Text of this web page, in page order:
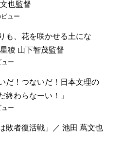
也監督
ュー
も、花を咲かせる土にな
稜 山下智茂監督
ー
だ！つないだ！日本文理の
終わらなーい！」
ー
敗者復活戦」／ 池田 蔦文也